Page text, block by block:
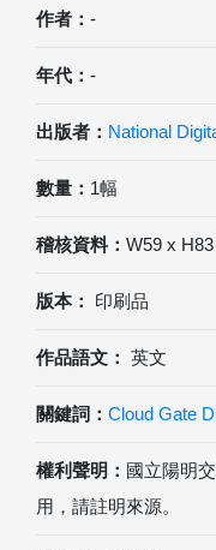
作者： -
年代： -
出版者： National
數量： 1幅
稽核資料： W59 x
版本： 印刷品
作品語文： 英文
關鍵詞： Cloud Gate
權利聲明： 國立陽明
用，請註明來源。